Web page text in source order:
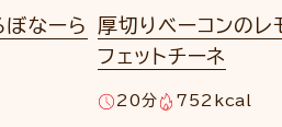
なーら
厚切りベーコンのレ
フェットチーネ
20分 752kcal